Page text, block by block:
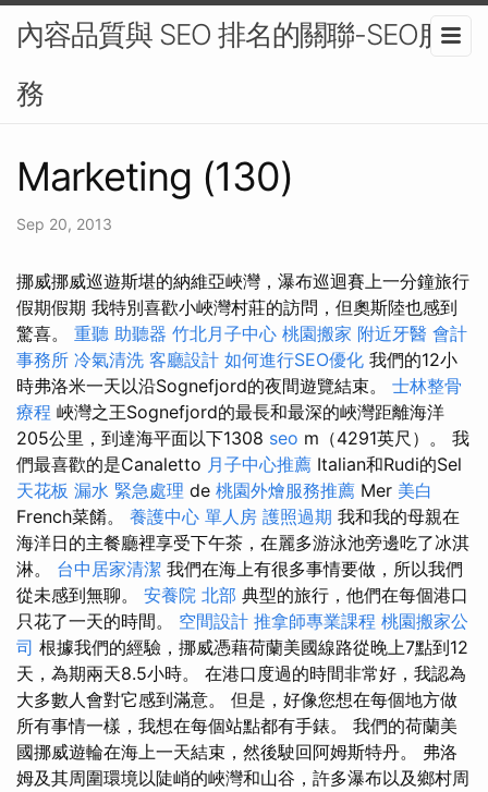
內容品質與 SEO 排名的關聯-SEO服
務
Marketing (130)
Sep 20, 2013
挪威挪威巡遊斯堪的納維亞峽灣，瀑布巡迴賽上一分鐘旅行
假期假期 我特別喜歡小峽灣村莊的訪問，但奧斯陸也感到
驚喜。 重聽 助聽器 竹北月子中心 桃園搬家 附近牙醫 會計
事務所 冷氣清洗 客廳設計 如何進行SEO優化 我們的12小
時弗洛米一天以沿Sognefjord的夜間遊覽結束。 士林整骨
療程 峽灣之王Sognefjord的最長和最深的峽灣距離海洋
205公里，到達海平面以下1308 seo m（4291英尺）。 我
們最喜歡的是Canaletto 月子中心推薦 Italian和Rudi的Sel
天花板 漏水 緊急處理 de 桃園外燴服務推薦 Mer 美白
French菜餚。 養護中心 單人房 護照過期 我和我的母親在
海洋日的主餐廳裡享受下午茶，在麗多游泳池旁邊吃了冰淇
淋。 台中居家清潔 我們在海上有很多事情要做，所以我們
從未感到無聊。 安養院 北部 典型的旅行，他們在每個港口
只花了一天的時間。 空間設計 推拿師專業課程 桃園搬家公
司 根據我們的經驗，挪威憑藉荷蘭美國線路從晚上7點到12
天，為期兩天8.5小時。 在港口度過的時間非常好，我認為
大多數人會對它感到滿意。 但是，好像您想在每個地方做
所有事情一樣，我想在每個站點都有手錶。 我們的荷蘭美
國挪威遊輪在海上一天結束，然後駛回阿姆斯特丹。 弗洛
姆及其周圍環境以陡峭的峽灣和山谷，許多瀑布以及鄉村周